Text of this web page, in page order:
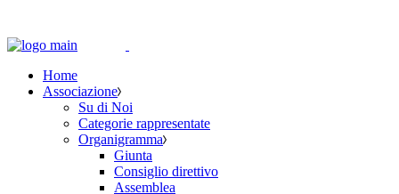
Home
Associazione
Su di Noi
Categorie rappresentate
Organigramma
Giunta
Consiglio direttivo
Assemblea